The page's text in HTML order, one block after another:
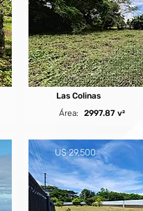
Las Colinas
Área:
2997.87 v²
U$ 29,500